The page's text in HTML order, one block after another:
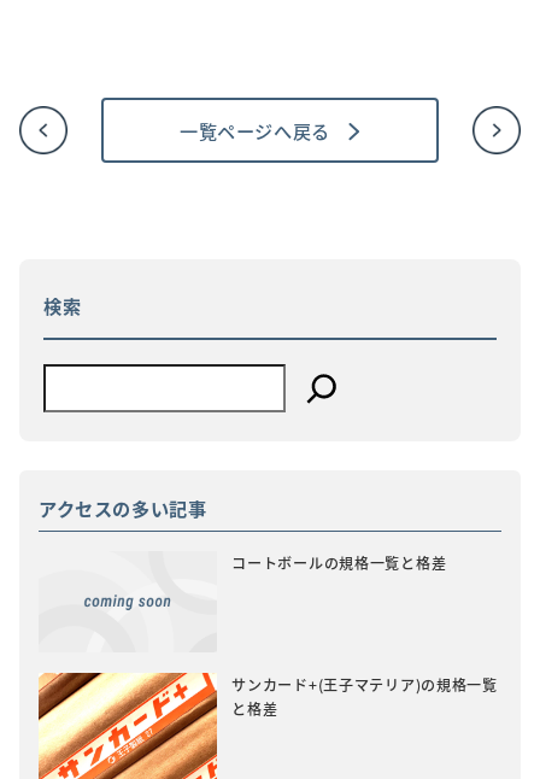
一覧ページへ戻る
検索
アクセスの多い記事
コートボールの規格一覧と格差
サンカード+(王子マテリア)の規格一覧
と格差